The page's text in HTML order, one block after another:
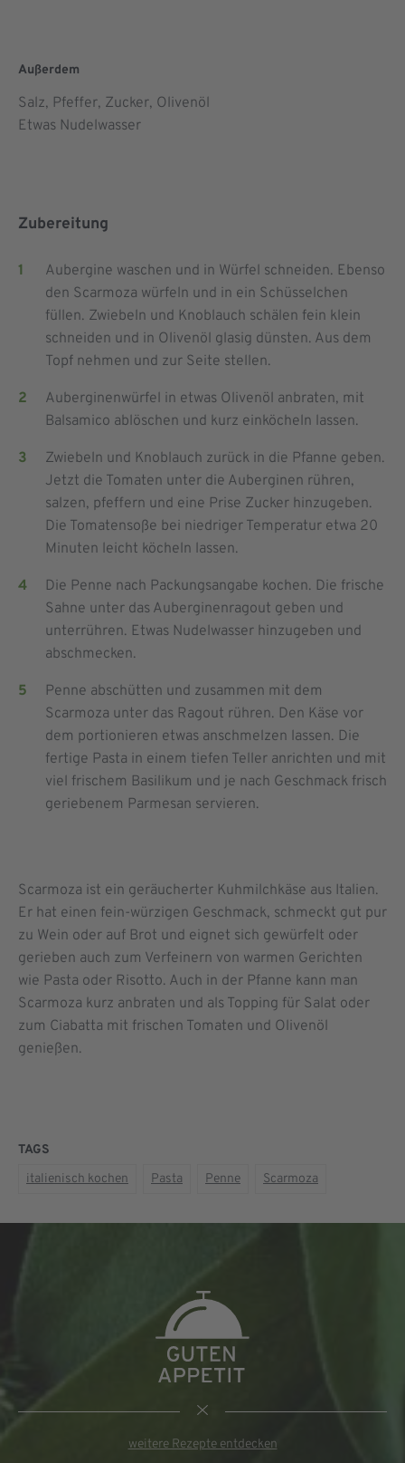
Außerdem
Salz, Pfeffer, Zucker, Olivenöl
Etwas Nudelwasser
Zubereitung
Aubergine waschen und in Würfel schneiden. Ebenso
den Scarmoza würfeln und in ein Schüsselchen
füllen. Zwiebeln und Knoblauch schälen fein klein
schneiden und in Olivenöl glasig dünsten. Aus dem
Topf nehmen und zur Seite stellen.
Auberginenwürfel in etwas Olivenöl anbraten, mit
Balsamico ablöschen und kurz einköcheln lassen.
Zwiebeln und Knoblauch zurück in die Pfanne geben.
Jetzt die Tomaten unter die Auberginen rühren,
salzen, pfeffern und eine Prise Zucker hinzugeben.
Die Tomatensoße bei niedriger Temperatur etwa 20
Minuten leicht köcheln lassen.
Die Penne nach Packungsangabe kochen. Die frische
Sahne unter das Auberginenragout geben und
unterrühren. Etwas Nudelwasser hinzugeben und
abschmecken.
Penne abschütten und zusammen mit dem
Scarmoza unter das Ragout rühren. Den Käse vor
dem portionieren etwas anschmelzen lassen. Die
fertige Pasta in einem tiefen Teller anrichten und mit
viel frischem Basilikum und je nach Geschmack frisch
geriebenem Parmesan servieren.
Scarmoza ist ein geräucherter Kuhmilchkäse aus Italien.
Er hat einen fein-würzigen Geschmack, schmeckt gut pur
zu Wein oder auf Brot und eignet sich gewürfelt oder
gerieben auch zum Verfeinern von warmen Gerichten
wie Pasta oder Risotto. Auch in der Pfanne kann man
Scarmoza kurz anbraten und als Topping für Salat oder
zum Ciabatta mit frischen Tomaten und Olivenöl
genießen.
TAGS
italienisch kochen
Pasta Penne Scarmoza
weitere Rezepte entdecken